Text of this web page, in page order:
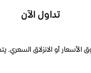
تداول الآن
أو الانزلاق السعري.